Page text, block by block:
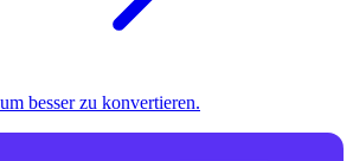
besser zu konvertieren.